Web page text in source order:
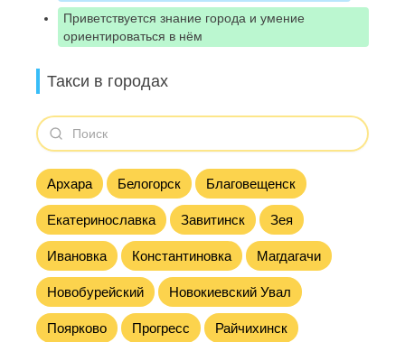
Приветствуется знание города и умение
ориентироваться в нём
Такси в городах
Архара Белогорск Благовещенск
Екатеринославка Завитинск Зея
Ивановка Константиновка Магдагачи
Новобурейский Новокиевский Увал
Поярково Прогресс Райчихинск